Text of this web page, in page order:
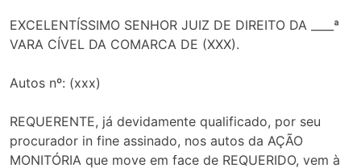
EXCELENTÍSSIMO SENHOR JUIZ DE DIREITO DA ____ª
VARA CÍVEL DA COMARCA DE (XXX).
Autos nº: (xxx)
REQUERENTE, já devidamente qualificado, por seu
procurador in fine assinado, nos autos da AÇÃO
MONITÓRIA que move em face de REQUERIDO, vem à